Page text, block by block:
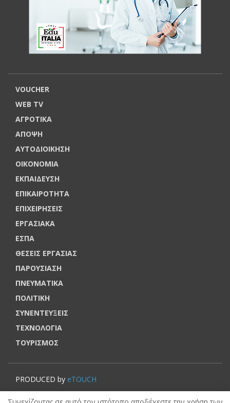
VOUCHER
WEB TV
ΑΓΡΟΤΙΚΑ
ΑΠΟΨΗ
ΑΥΤΟΔΙΟΙΚΗΣΗ
ΟΙΚΟΝΟΜΙΑ
ΕΚΠΑΙΔΕΥΣΗ
ΕΠΙΚΑΙΡΟΤΗΤΑ
ΕΠΙΧΕΙΡΗΣΕΙΣ
ΕΡΓΑΣΙΑΚΑ
ΕΣΠΑ
ΘΕΣΕΙΣ ΕΡΓΑΣΙΑΣ
ΠΑΡΟΥΣΙΑΣΗ
ΠΝΕΥΜΑΤΙΚΑ
ΠΟΛΙΤΙΚΗ
ΣΥΝΕΝΤΕΥΞΕΙΣ
ΤΕΧΝΟΛΟΓΙΑ
ΤΟΥΡΙΣΜΟΣ
PRODUCED by eTOUCH
© VOUCHERERGASIA.GR, 2022 | All rights reserved.